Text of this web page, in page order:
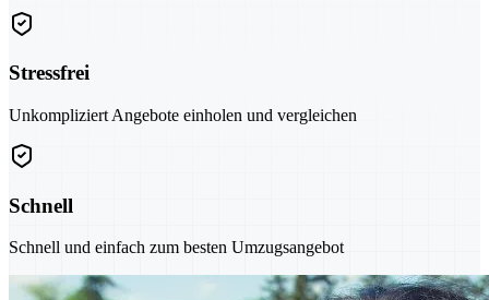
Stressfrei
Unkompliziert Angebote einholen und vergleichen
Schnell
Schnell und einfach zum besten Umzugsangebot